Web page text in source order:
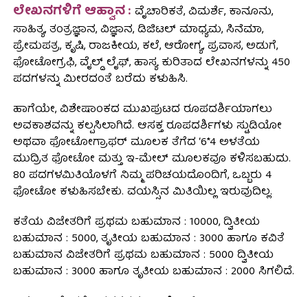
ಲೇಖನಗಳಿಗೆ ಆಹ್ವಾನ : ವೈಚಾರಿಕತೆ, ವಿಮರ್ಶೆ, ಕಾನೂನು,
ಸಾಹಿತ್ಯ, ತಂತ್ರಜ್ಞಾನ, ವಿಜ್ಞಾನ, ಡಿಜಿಟಲ್ ಮಾಧ್ಯಮ, ಸಿನೆಮಾ,
ಪ್ರೇಮಪತ್ರ, ಕೃಷಿ, ರಾಜಕೀಯ, ಕಲೆ, ಆರೋಗ್ಯ, ಪ್ರವಾಸ, ಅಡುಗೆ,
ಫೋಟೋಗ್ರಫಿ, ವೈಲ್ಡ್ ಲೈಫ್, ಹಾಸ್ಯ ಕುರಿತಾದ ಲೇಖನಗಳನ್ನು 450
ಪದಗಳನ್ನು ಮೀರದಂತೆ ಬರೆದು ಕಳುಹಿಸಿ.
ಹಾಗೆಯೇ, ವಿಶೇಷಾಂಕದ ಮುಖಪುಟದ ರೂಪದರ್ಶಿಯಾಗಲು
ಅವಕಾಶವನ್ನು ಕಲ್ಪಸಿಲಾಗಿದೆ. ಆಸಕ್ತ ರೂಪದರ್ಶಿಗಳು ಸ್ಟುಡಿಯೋ
ಅಥವಾ ಫೋಟೋಗ್ರಾಫರ್ ಮೂಲಕ ತೆಗೆದ ‘6*4 ಅಳತೆಯ
ಮುದ್ರಿತ ಫೋಟೋ ಮತ್ತು ಇ-ಮೇಲ್ ಮೂಲಕವೂ ಕಳಿಸಬಹುದು.
80 ಪದಗಳಮಿತಿಯೊಳಗೆ ನಿಮ್ಮ ಪರಿಚಯದೊಂದಿಗೆ, ಒಬ್ಬರು 4
ಫೋಟೋ ಕಳುಹಿಸಬೇಕು. ವಯಸ್ಸಿನ ಮಿತಿಯಿಲ್ಲ ಇರುವುದಿಲ್ಲ.
ಕತೆಯ ವಿಜೇತರಿಗೆ ಪ್ರಥಮ ಬಹುಮಾನ : 10000, ದ್ವಿತೀಯ
ಬಹುಮಾನ : 5000, ತೃತೀಯ ಬಹುಮಾನ : 3000 ಹಾಗೂ ಕವಿತೆ
ಬಹುಮಾನ ವಿಜೇತರಿಗೆ ಪ್ರಥಮ ಬಹುಮಾನ : 5000 ದ್ವಿತೀಯ
ಬಹುಮಾನ : 3000 ಹಾಗೂ ತೃತೀಯ ಬಹುಮಾನ : ₹2000 ಸಿಗಲಿದೆ.